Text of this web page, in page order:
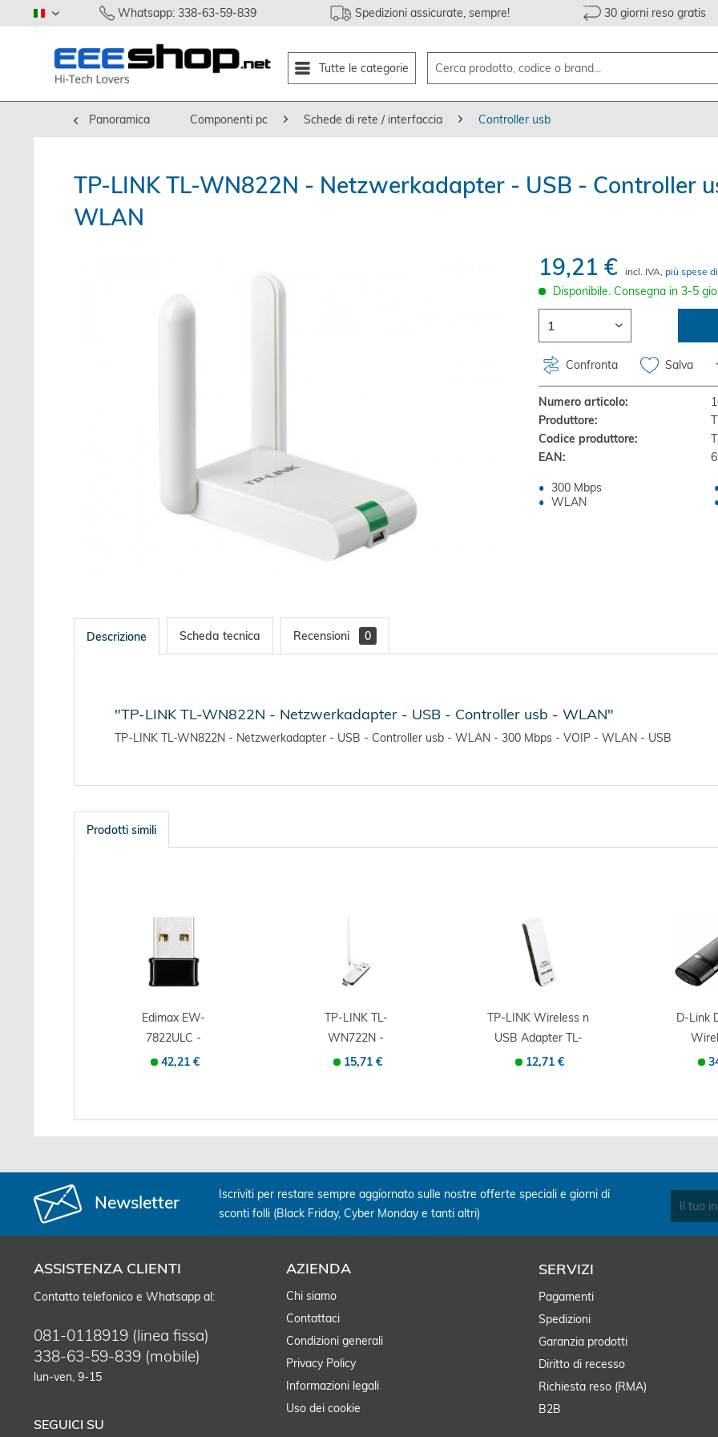
italiano Whatsapp: 338-63-59-839 Spedizioni assicurate, sempre! 30 giorni reso gratis
Tutte le categorie
Panoramica Componenti pc Schede di rete / interfaccia Controller usb
TP-LINK TL-WN822N - Netzwerkadapter - USB - Controller
WLAN
19,21 €
incl. IVA, più spese
Disponibile. Consegna in 3-5
Confronta Salva
Numero articolo:
Produttore:
Codice produttore:
EAN:
300 Mbps
WLAN
Descrizione Scheda tecnica Recensioni 0
"TP-LINK TL-WN822N - Netzwerkadapter - USB - Controller usb - WLAN"
TP-LINK TL-WN822N - Netzwerkadapter - USB - Controller usb - WLAN - 300 Mbps - VOIP - WLAN - USB
Prodotti simili
Edimax EW-
7822ULC -
Netzwerkadapter -
42,21 €
TP-LINK TL-
WN722N -
Netzwerkadapter -
15,71 €
TP-LINK Wireless n
USB Adapter TL-
WN821N -...
12,71 €
D-Link
Newsletter
Iscriviti per restare sempre aggiornato sulle nostre offerte speciali e giorni di
sconti folli (Black Friday, Cyber Monday e tanti altri)
ASSISTENZA CLIENTI
Contatto telefonico e Whatsapp al:
081-0118919 (linea fissa)
338-63-59-839 (mobile)
lun-ven, 9-15
SEGUICI SU
AZIENDA
Chi siamo
Contattaci
Condizioni generali
Privacy Policy
Informazioni legali
Uso dei cookie
SERVIZI
Pagamenti
Spedizioni
Garanzia prodotti
Diritto di recesso
Richiesta reso (RMA)
B2B